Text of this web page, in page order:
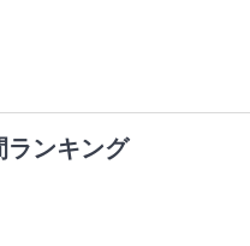
ランキング